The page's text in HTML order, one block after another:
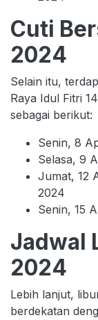
Cuti
2024
Selain itu,
Raya Idul Fitri
sebagai berikut:
Senin, 8
Selasa, 9
Jumat, 12
2024
Senin, 15
Jadwal
2024
Lebih lanjut,
berdekatan